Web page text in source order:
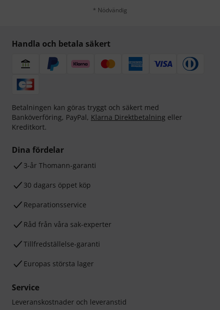
* Nödvändig
Handla och betala säkert
Betalningen kan göras tryggt och säkert med
Banköverföring, PayPal, Klarna Direktbetalning eller
Kreditkort.
Dina fördelar
3-år Thomann-garanti
30 dagars öppet köp
Reparationsservice
Råd från våra sak-experter
Tillfredställelse-garanti
Europas största lager
Service
Leveranskostnader och leveranstid